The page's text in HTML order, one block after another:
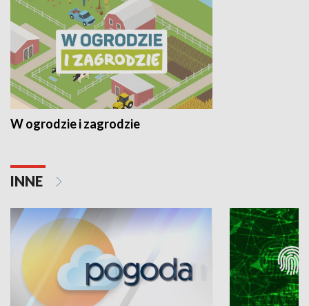
W ogrodzie i zagrodzie
INNE